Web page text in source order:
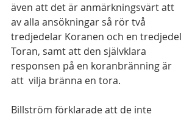
även att det är anmärkningsvärt att
av alla ansökningar så rör två
tredjedelar Koranen och en tredjedel
Toran, samt att den självklara
responsen på en koranbränning är
att  vilja bränna en tora.
Billström förklarade att de inte